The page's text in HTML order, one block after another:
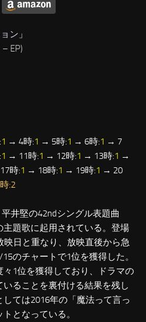
ン 」
EP)
1 → 4時:1 → 5時:1 → 6時:1 → 7
1 → 11時:1 → 12時:1 → 13時:1 →
時:1 → 18時:1 → 19時:1 → 20
:2
井堅の42ndシングル表題曲
題歌に起用されている。登場
日と重なり、放映直後から急
のチャートで1位を獲得した。
1位を獲得しており、ドラマの
ることを裏付ける結果を残し
ては2016年の「魔法って言っ
となっている。